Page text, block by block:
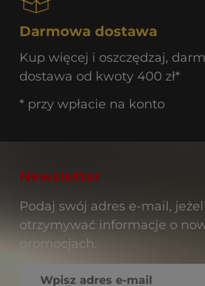
Darmowa dostawa
Kup więcej i oszczędzaj,
dostawa od kwoty 400 zł*
* przy wpłacie na konto
Newsletter
Podaj swój adres e-mail,
otrzymywać informacje o
promocjach.